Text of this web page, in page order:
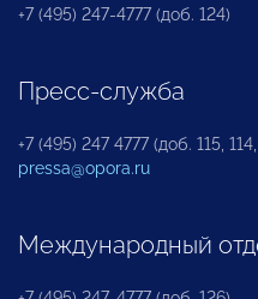
+7 (495) 247-4777 (доб. 124)
Пресс-служба
+7 (495) 247 4777 (доб. 115, 114,
pressa@opora.ru
Международный